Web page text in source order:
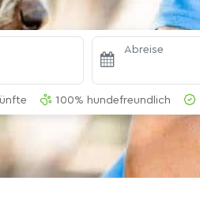
Abreise
100% hundefreundlich